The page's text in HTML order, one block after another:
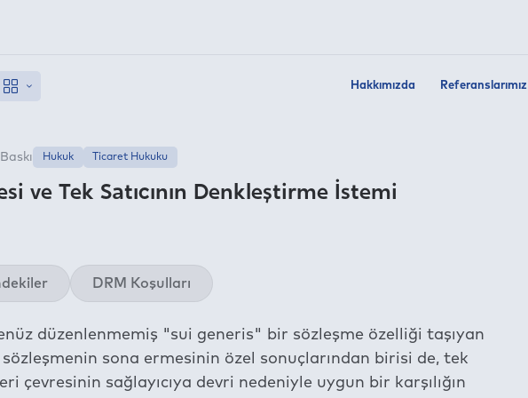
Hakkımızda Referanslarımız
ve Tek Satıcının Denkleştirme İstemi
Hukuk Ticaret Hukuku
DRM Koşulları
düzenlenmemiş "sui generis" bir sözleşme özelliği taşıyan
sözleşmenin sona ermesinin özel sonuçlarından birisi de, tek
çevresinin sağlayıcıya devri nedeniyle uygun bir karşılığın